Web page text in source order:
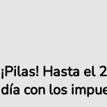
¡Pilas! Hasta el
día con los